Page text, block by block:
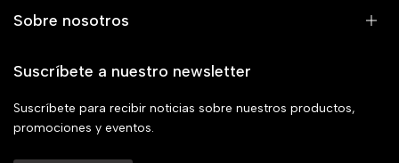
Sobre nosotros
Suscríbete a nuestro newsletter
Suscríbete para recibir noticias sobre nuestros productos,
promociones y eventos.